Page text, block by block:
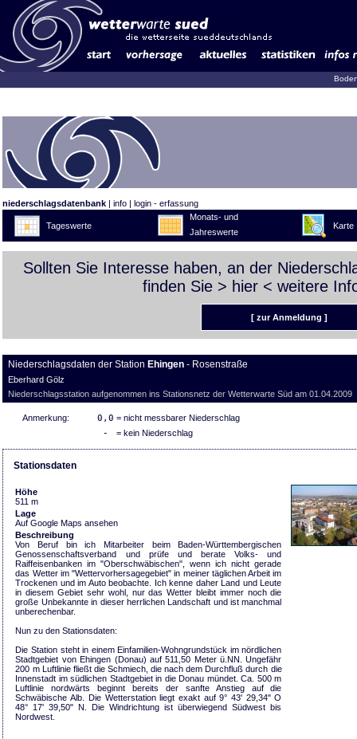
niederschlagsdatenbank | info | login - erfassung
Tageswerte
Monats- und
Jahreswerte
Karte
Sollten Sie Interesse haben, an der
finden Sie > hier < weitere
[ zur Anmeldung ]
Niederschlagsdaten der Station Ehingen - Rosenstraße
Eberhard Gölz
Niederschlagsstation aufgenommen ins Stationsnetz der Wetterwarte Süd am 01.04.2009
Anmerkung: 0,0 = nicht messbarer Niederschlag
- = kein Niederschlag
Stationsdaten
Höhe
511 m
Lage
Auf Google Maps ansehen
Beschreibung
Von Beruf bin ich Mitarbeiter beim Baden-Württembergischen
Genossenschaftsverband und prüfe und berate Volks- und
Raiffeisenbanken im "Oberschwäbischen", wenn ich nicht gerade
das Wetter im "Wettervorhersagegebiet" in meiner täglichen Arbeit im
Trockenen und im Auto beobachte. Ich kenne daher Land und Leute
in diesem Gebiet sehr wohl, nur das Wetter bleibt immer noch die
große Unbekannte in dieser herrlichen Landschaft und ist manchmal
unberechenbar.
Nun zu den Stationsdaten:
Die Station steht in einem Einfamilien-Wohngrundstück im nördlichen
Stadtgebiet von Ehingen (Donau) auf 511,50 Meter ü.NN. Ungefähr
200 m Luftlinie fließt die Schmiech, die nach dem Durchfluß durch die
Innenstadt im südlichen Stadtgebiet in die Donau mündet. Ca. 500 m
Luftlinie nordwärts beginnt bereits der sanfte Anstieg auf die
Schwäbische Alb. Die Wetterstation liegt exakt auf 9° 43' 29,34" O
48° 17' 39,50" N. Die Windrichtung ist überwiegend Südwest bis
Nordwest.